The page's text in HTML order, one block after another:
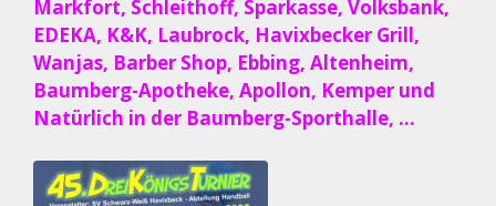
Markfort, Schleithoff, Sparkasse, Volksbank,
EDEKA, K&K, Laubrock, Havixbecker Grill,
Wanjas, Barber Shop, Ebbing, Altenheim,
Baumberg-Apotheke, Apollon, Kemper und
Natürlich in der Baumberg-Sporthalle, …